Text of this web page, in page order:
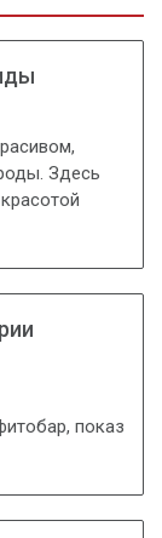
Здесь
показ